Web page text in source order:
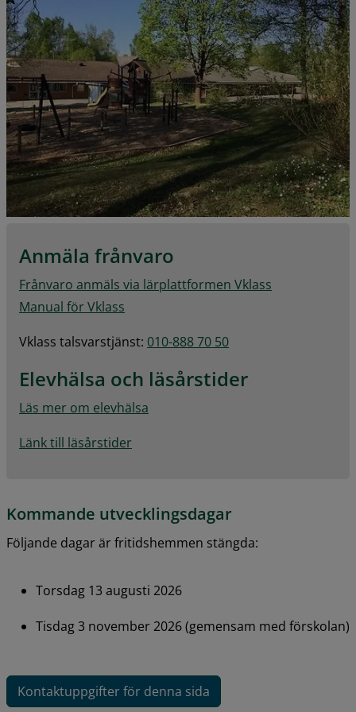
Anmäla frånvaro
Frånvaro anmäls via lärplattformen Vklass
Manual för Vklass
Vklass talsvarstjänst: 010-888 70 50
Elevhälsa och läsårstider
Läs mer om elevhälsa
Länk till läsårstider
Kommande utvecklingsdagar
Följande dagar är fritidshemmen stängda:
Torsdag 13 augusti 2026
Tisdag 3 november 2026 (gemensam med förskolan)
Kontaktuppgifter för denna sida